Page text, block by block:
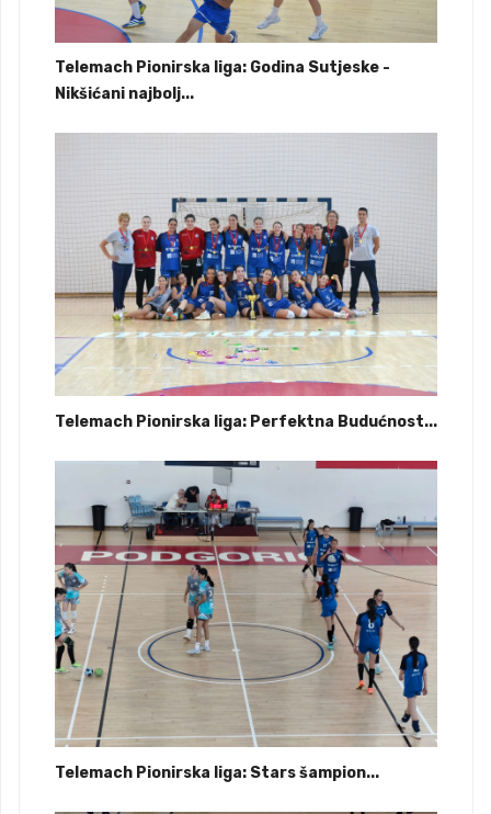
Telemach Pionirska liga: Godina Sutjeske -
Nikšićani najbolj...
Telemach Pionirska liga: Perfektna Budućnost...
Telemach Pionirska liga: Stars šampion...